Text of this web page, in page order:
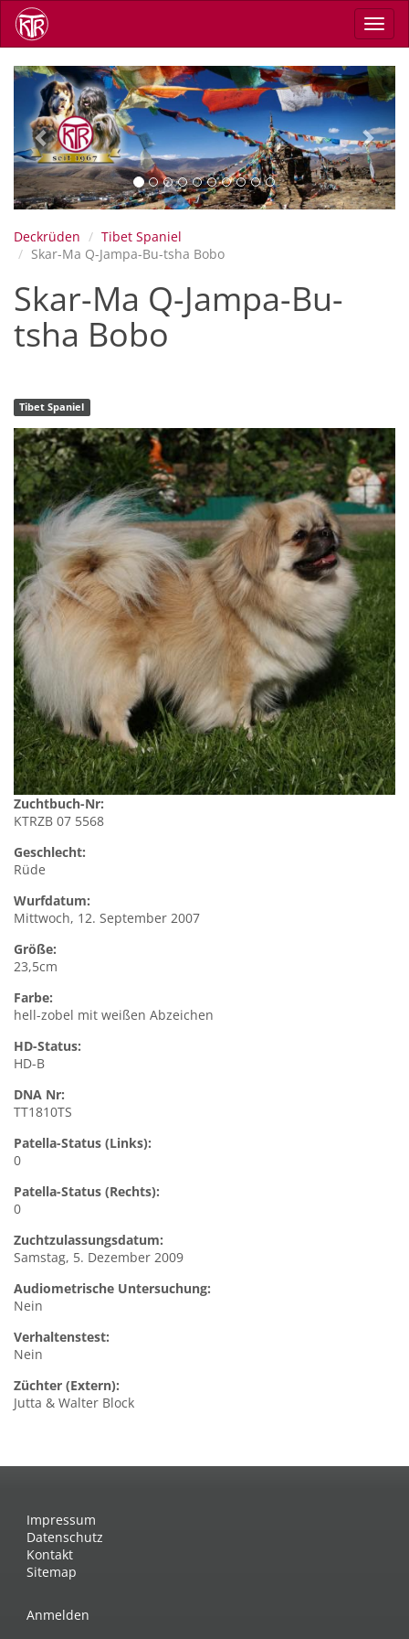
Direkt
zum
Inhalt
Previous Next
Deckrüden
Tibet Spaniel
Skar-Ma Q-Jampa-Bu-tsha Bobo
Skar-Ma Q-Jampa-Bu-
tsha Bobo
Tibet Spaniel
Zuchtbuch-Nr:
KTRZB 07 5568
Geschlecht:
Rüde
Wurfdatum:
Mittwoch, 12. September 2007
Größe:
23,5cm
Farbe:
hell-zobel mit weißen Abzeichen
HD-Status:
HD-B
DNA Nr:
TT1810TS
Patella-Status (Links):
0
Patella-Status (Rechts):
0
Zuchtzulassungsdatum:
Samstag, 5. Dezember 2009
Audiometrische Untersuchung:
Nein
Verhaltenstest:
Nein
Züchter (Extern):
Jutta & Walter Block
Impressum
Datenschutz
Kontakt
Sitemap
Anmelden